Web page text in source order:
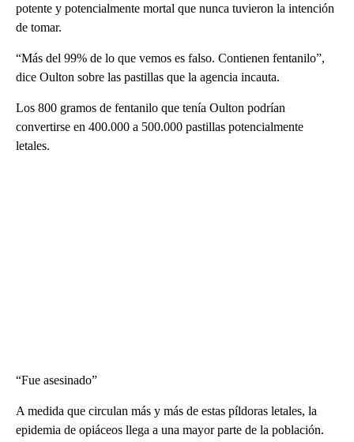
potente y potencialmente mortal que nunca tuvieron la intención
de tomar.
“Más del 99% de lo que vemos es falso. Contienen fentanilo”,
dice Oulton sobre las pastillas que la agencia incauta.
Los 800 gramos de fentanilo que tenía Oulton podrían
convertirse en 400.000 a 500.000 pastillas potencialmente
letales.
“Fue asesinado”
A medida que circulan más y más de estas píldoras letales, la
epidemia de opiáceos llega a una mayor parte de la población.